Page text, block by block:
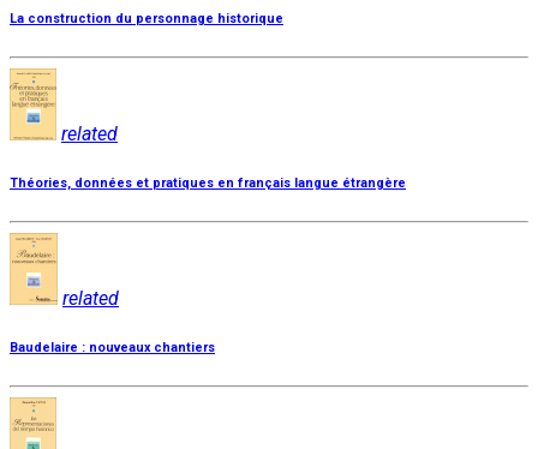
La construction du personnage historique
related
Théories, données et pratiques en français langue étrangère
related
Baudelaire : nouveaux chantiers